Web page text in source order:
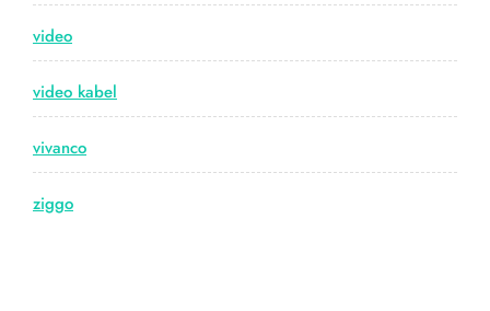
video
video kabel
vivanco
ziggo